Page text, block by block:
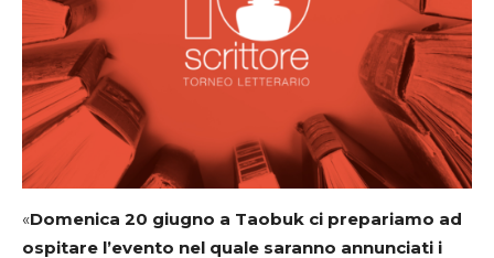
«Domenica 20 giugno a Taobuk ci prepariamo ad
ospitare l’evento nel quale saranno annunciati i